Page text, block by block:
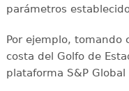
parámetros
Por ejemplo, tomando
costa del Golfo de
plataforma S&P Global